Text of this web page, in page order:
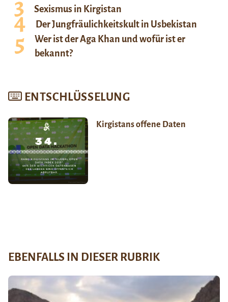
Sexismus in Kirgistan
Der Jungfräulichkeitskult in Usbekistan
Wer ist der Aga Khan und wofür ist er
bekannt?
ENTSCHLÜSSELUNG
Kirgistans offene Daten
EBENFALLS IN DIESER RUBRIK